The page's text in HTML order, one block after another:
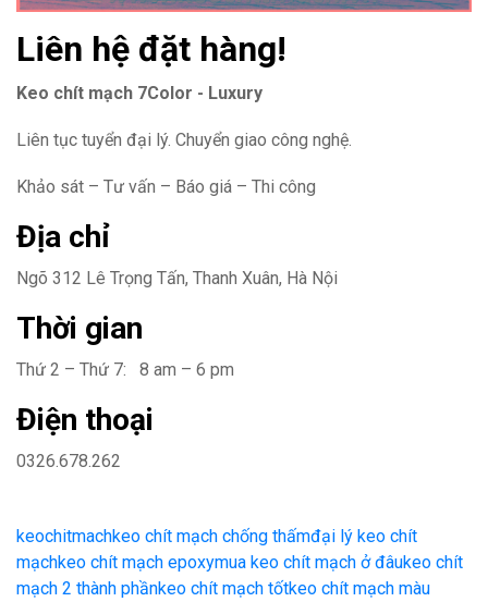
Liên hệ đặt hàng!
Keo chít mạch 7Color - Luxury
Liên tục tuyển đại lý. Chuyển giao công nghệ.
Khảo sát – Tư vấn – Báo giá – Thi công
Địa chỉ
Ngõ 312 Lê Trọng Tấn, Thanh Xuân, Hà Nội
Thời gian
Thứ 2 – Thứ 7: 8 am – 6 pm
Điện thoại
0326.678.262
keochitmachkeo chít mạch chống thấmđại lý keo chít
mạchkeo chít mạch epoxymua keo chít mạch ở đâukeo chít
mạch 2 thành phầnkeo chít mạch tốtkeo chít mạch màu